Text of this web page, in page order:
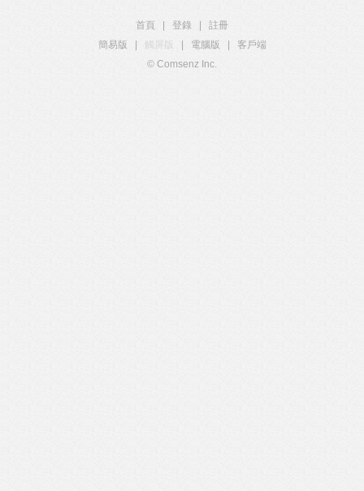
首頁 登錄
註冊
簡易版
觸屏版 電腦版
客戶端
© Comsenz Inc.